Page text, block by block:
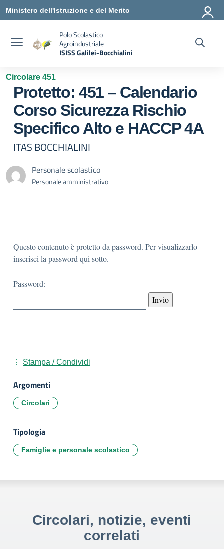
Ministero dell'Istruzione e del Merito
Polo Scolastico
Agroindustriale
ISISS Galilei-Bocchialini
Circolare 451
Protetto: 451 – Calendario
Corso Sicurezza Rischio
Specifico Alto e HACCP 4A
ITAS BOCCHIALINI
Personale scolastico
Personale amministrativo
Questo contenuto è protetto da password. Per visualizzarlo
inserisci la password qui sotto.
Password:
Stampa / Condividi
Argomenti
Circolari
Tipologia
Famiglie e personale scolastico
Circolari, notizie, eventi
correlati